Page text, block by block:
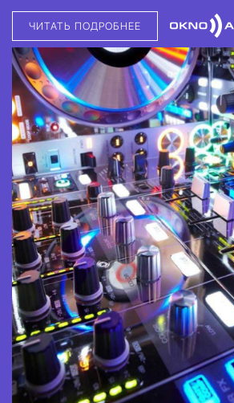
ЧИТАТЬ ПОДРОБНЕЕ